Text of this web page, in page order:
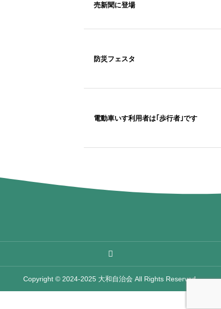
売新聞に登場
防災フェスタ
電動車いす利用者は｢歩行者｣です
Copyright © 2024-2025 大和自治会 All Rights Reserved.